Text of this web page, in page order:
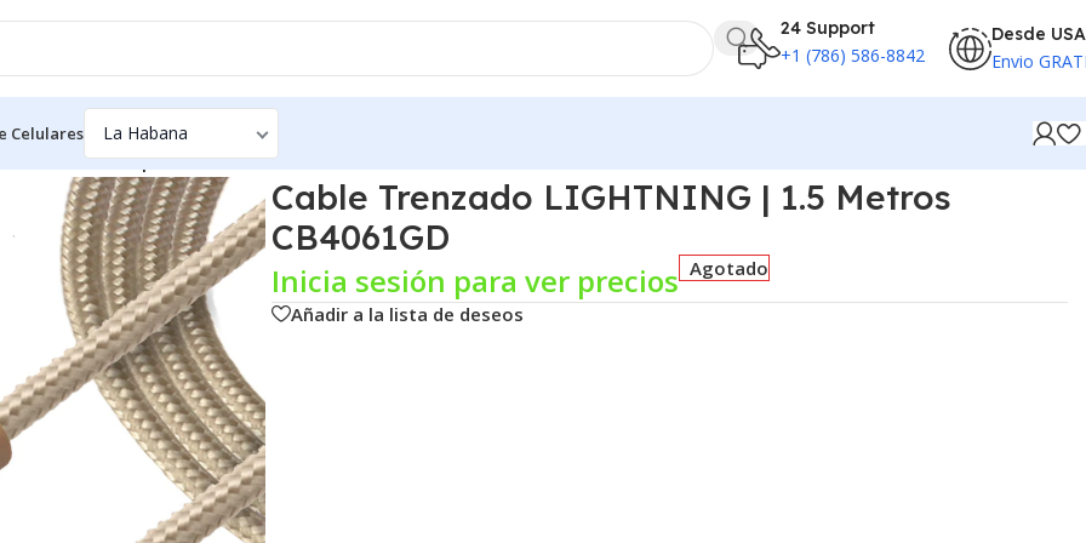
24 Support
+1 (786) 586-8842
Desde USA
Envio
Celulares
LIGHTNING | 1.5 Metros CB4061GD
Cable Trenzado LIGHTNING | 1.5 Metros
CB4061GD
Inicia sesión para ver precios Agotado
Añadir a la lista de deseos